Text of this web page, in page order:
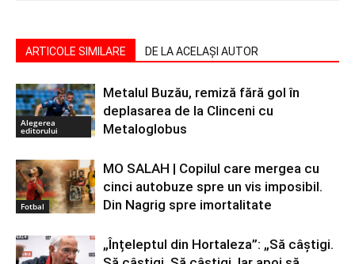
ARTICOLE SIMILARE DE LA ACELAȘI AUTOR
Alegerea
editorului
Metalul Buzău, remiză fără gol în
deplasarea de la Clinceni cu
Metaloglobus
Fotbal
MO SALAH | Copilul care mergea cu
cinci autobuze spre un vis imposibil.
Din Nagrig spre imortalitate
„Înțeleptul din Hortaleza”: „Să câștigi.